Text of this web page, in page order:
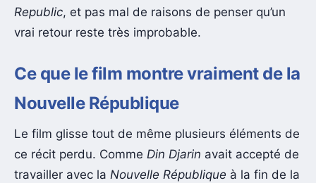
Republic, et pas mal de raisons de penser qu’un
vrai retour reste très improbable.
Ce que le film montre vraiment de la
Nouvelle République
Le film glisse tout de même plusieurs éléments de
ce récit perdu. Comme Din Djarin avait accepté de
travailler avec la Nouvelle République à la fin de la